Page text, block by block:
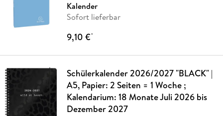
Kalender
Sofort lieferbar
9,10 €*
Schülerkalender 2026/2027 "BLACK" |
A5, Papier: 2 Seiten = 1 Woche ;
Kalendarium: 18 Monate Juli 2026 bis
Dezember 2027